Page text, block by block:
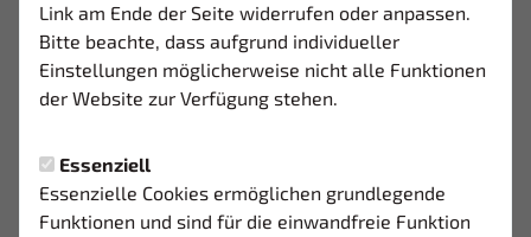
Link am Ende der Seite widerrufen oder anpassen.
Bitte beachte, dass aufgrund individueller
Einstellungen möglicherweise nicht alle Funktionen
der Website zur Verfügung stehen.
Essenziell
Essenzielle Cookies ermöglichen grundlegende
Funktionen und sind für die einwandfreie Funktion
TRAININGSZEITEN